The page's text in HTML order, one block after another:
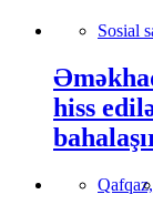
Sosial
hiss
Qafqaz,